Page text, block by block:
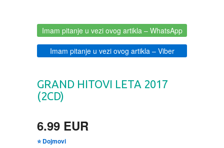
DRAMA
DUH I TELO
EROTSKI
100% PRIRODNO
Imam pitanje u vezi ovog artikla – WhatsApp
Imam pitanje u vezi ovog artikla – Viber
GRAND HITOVI LETA 2017
(2CD)
6.99 EUR
⭐ Dojmovi